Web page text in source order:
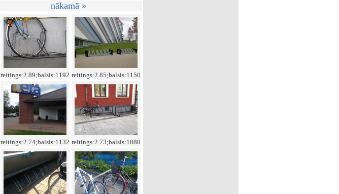
nākamā »
reitings:2.89;balsis:1192 reitings:2.85;balsis:1150
reitings:2.74;balsis:1132 reitings:2.73;balsis:1080